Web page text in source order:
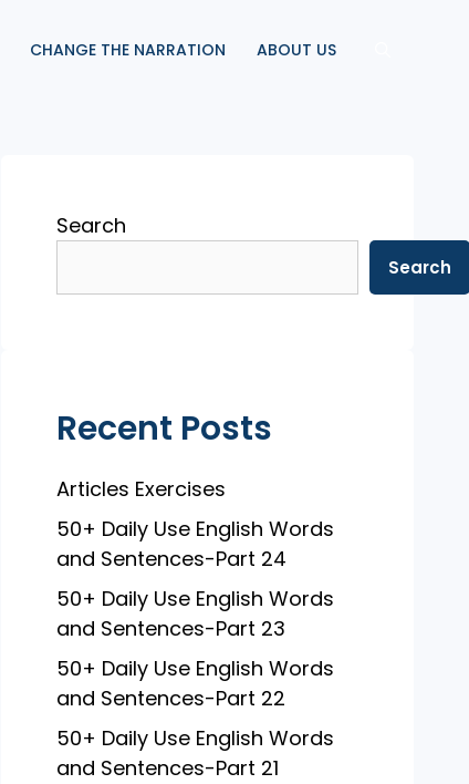
CHANGE THE NARRATION ABOUT US
Search
Search
Recent Posts
Articles Exercises
50+ Daily Use English Words
and Sentences-Part 24
50+ Daily Use English Words
and Sentences-Part 23
50+ Daily Use English Words
and Sentences-Part 22
50+ Daily Use English Words
and Sentences-Part 21